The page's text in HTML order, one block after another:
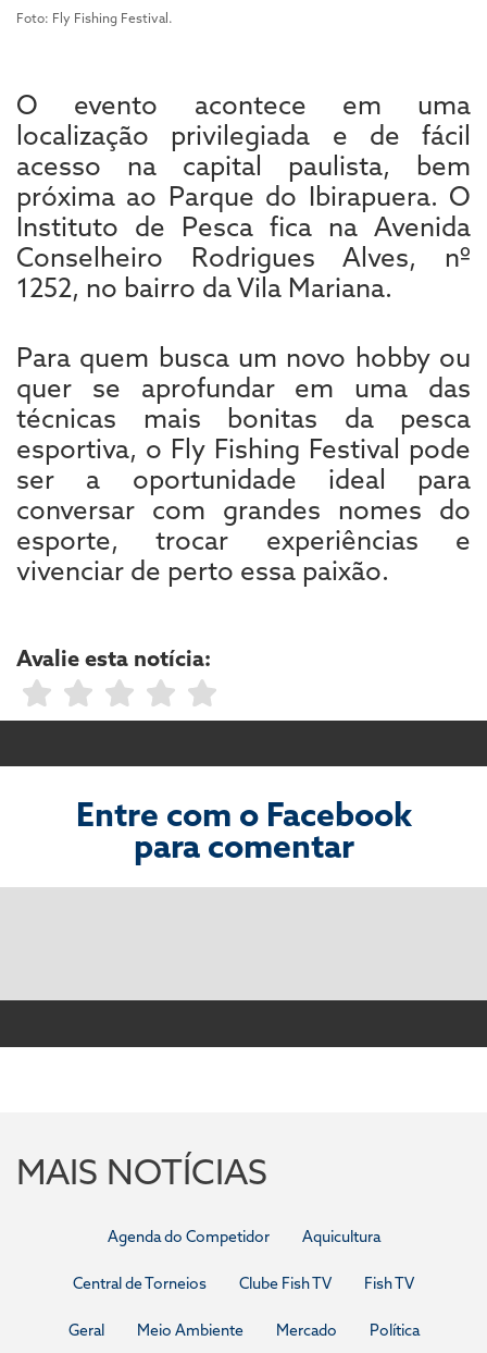
Foto: Fly Fishing Festival.
O evento acontece em uma
localização privilegiada e de fácil
acesso na capital paulista, bem
próxima ao Parque do Ibirapuera. O
Instituto de Pesca fica na Avenida
Conselheiro Rodrigues Alves, nº
1252, no bairro da Vila Mariana.
Para quem busca um novo hobby ou
quer se aprofundar em uma das
técnicas mais bonitas da pesca
esportiva, o Fly Fishing Festival pode
ser a oportunidade ideal para
conversar com grandes nomes do
esporte, trocar experiências e
vivenciar de perto essa paixão.
Avalie esta notícia:
Entre com o Facebook
para comentar
MAIS NOTÍCIAS
Agenda do Competidor Aquicultura
Central de Torneios Clube Fish TV Fish TV
Geral Meio Ambiente Mercado Política